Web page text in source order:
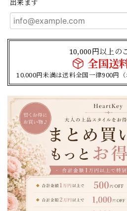
出来ます
10,000円以上の
全国送
10,000円未満は送料全国一律900円（